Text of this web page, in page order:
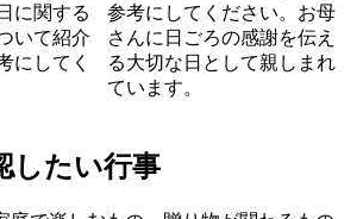
に関する
いて紹介
にしてく
参考にしてください。お母
さんに日ごろの感謝を伝え
る大切な日として親しまれ
ています。
したい行事